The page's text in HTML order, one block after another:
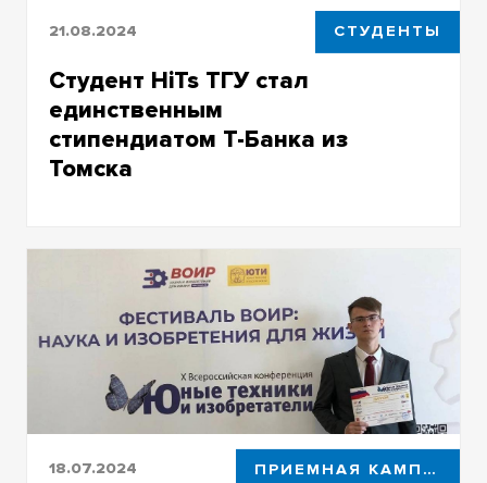
21.08.2024 СТУДЕНТЫ
Студент HiTs ТГУ стал
единственным
стипендиатом Т-Банка из
Томска
тысяч рублей на протяжении предстоящего
учебного года
18.07.2024 ПРИЕМНАЯ КАМПАНИЯ